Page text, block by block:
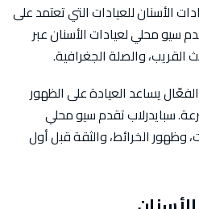
الأسنان للعيادات التي تعتمد على
سيو محلي لعيادات الأسنان عبر
والصلة الجغرافية.
يساعد العيادة على الظهور
سبايدرلاب تقدم سيو محلي
وظهور الخرائط، والثقة قبل أول